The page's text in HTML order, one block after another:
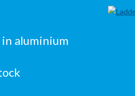
aluminium